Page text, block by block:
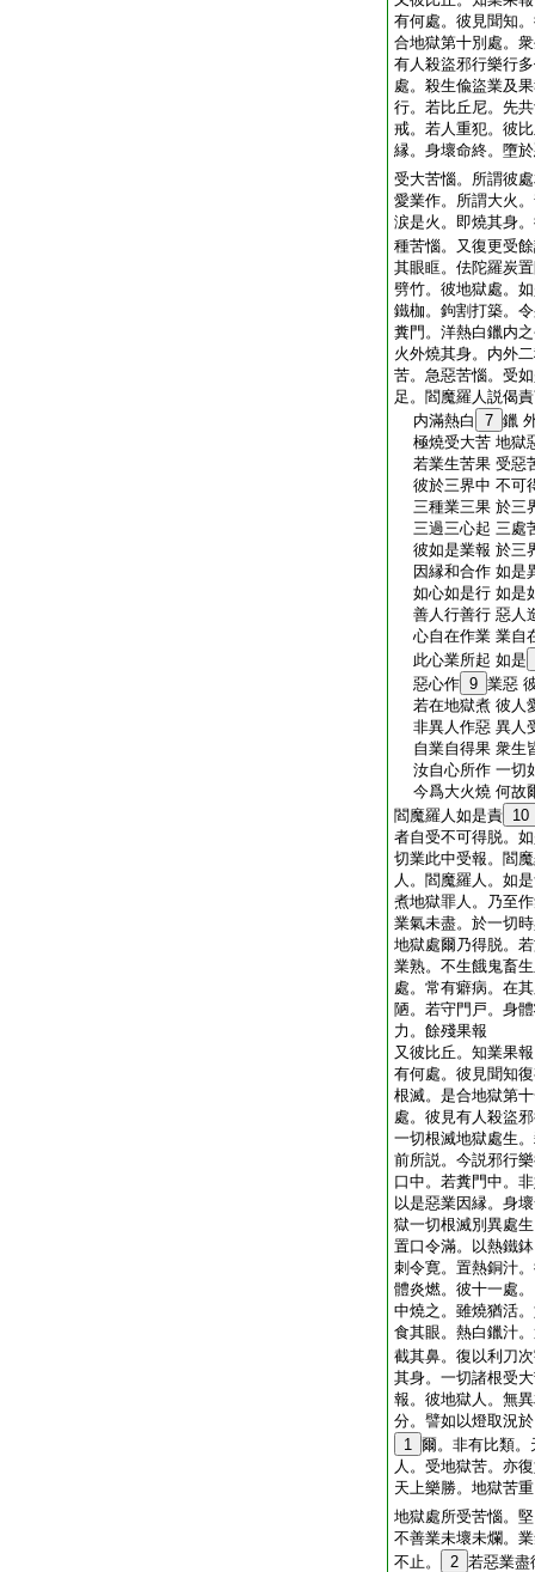
有何處。彼見聞知
合地獄第十別處。
有人殺盜邪行樂行
處。殺生偸盜業及
行。若比丘尼。先
戒。若人重犯。彼
縁。身壞命終。墮
受大苦惱。所謂彼
愛業作。所謂大火
涙是火。即燒其身
種苦惱。又復更受
其眼眶。佉陀羅炭
劈竹。彼地獄處。
鐵枷。鉤割打築。
糞門。洋熱白鑞内
火外燒其身。内外
苦。急惡苦惱。受
足。閻魔羅人説偈
内滿熱白
7 鑞
極燒受大苦 地獄
若業生苦果 受惡
彼於三界中 不可
三種業三果 於三
三過三心起 三處
彼如是業報 於三
因縁和合作 如是
如心如是行 如是
善人行善行 惡人
心自在作業 業自
此心業所起 如是
惡心作 9 業惡
若在地獄煮 彼人
非異人作惡 異人
自業自得果 衆生
汝自心所作 一切
今爲大火燒 何故
閻魔羅人如是責 10
者自受不可得脱。
切業此中受報。閻
人。閻魔羅人。如
煮地獄罪人。乃至
業氣未盡。於一切
地獄處爾乃得脱。
業熟。不生餓鬼畜
處。常有癖病。在
陋。若守門戸。身
力。餘殘果報
又彼比丘。知業果
有何處。彼見聞知
根滅。是合地獄第
處。彼見有人殺盜
一切根滅地獄處生
前所説。今説邪行
口中。若糞門中。
以是惡業因縁。身
獄一切根滅別異處
置口令滿。以熱鐵
刺令寛。置熱銅汁
體炎燃。彼十一處
中燒之。雖燒猶活
食其眼。熱白鑞汁
截其鼻。復以利刀
其身。一切諸根受
報。彼地獄人。無
分。譬如以燈取況
1 爾。非有比類
人。受地獄苦。亦
天上樂勝。地獄苦
地獄處所受苦惱。
不善業未壞未爛。
不止。
2 若惡業盡